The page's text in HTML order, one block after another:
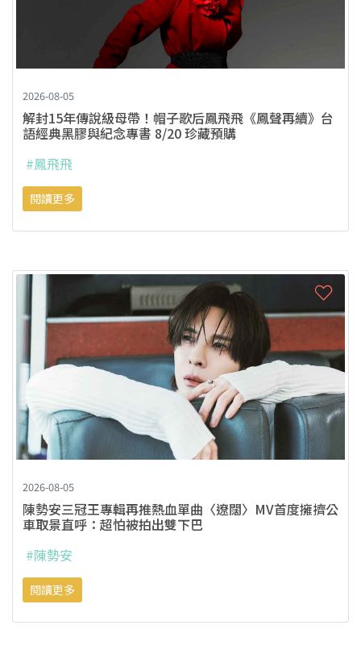
2026-08-05
解封15年傳說級母帶！帽子歌后鳳飛飛《鳳聲再續》台
語經典黑膠與紀念專書 8/20 珍藏預購
#鳳飛飛
閱讀更多
2026-08-05
陳勢安三冠王專輯再推熱血單曲〈遼闊〉MV首度擁擠公
車取景直呼：超怕被拍出雙下巴
#陳勢安
閱讀更多